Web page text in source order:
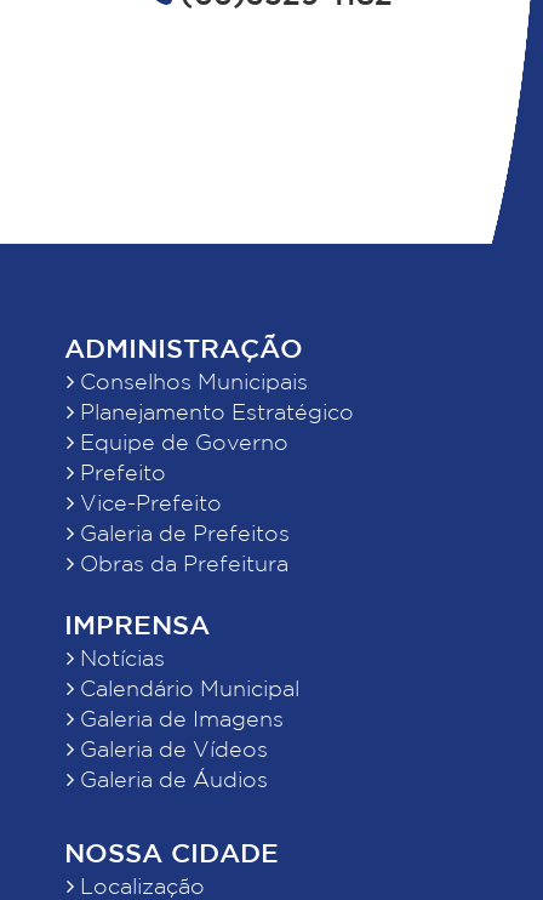
ADMINISTRAÇÃO
Conselhos Municipais
Planejamento Estratégico
Equipe de Governo
Prefeito
Vice-Prefeito
Galeria de Prefeitos
Obras da Prefeitura
IMPRENSA
Notícias
Calendário Municipal
Galeria de Imagens
Galeria de Vídeos
Galeria de Áudios
NOSSA CIDADE
Localização